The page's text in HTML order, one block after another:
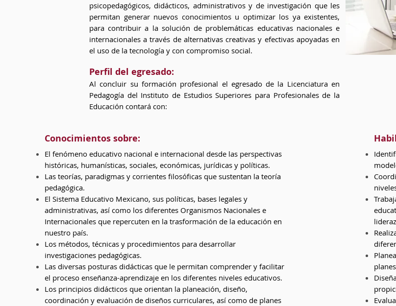
psicopedagógicos, didácticos, administrativos y de investigación que les
permitan generar nuevos conocimientos u optimizar los ya existentes,
para contribuir a la solución de problemáticas educativas nacionales e
internacionales a través de alternativas creativas y efectivas apoyadas en
el uso de la tecnología y con compromiso social.
Perfil del egresado:
Al concluir su formación profesional el egresado de la Licenciatura en
Pedagogía del Instituto de Estudios Superiores para Profesionales de la
Educación contará con:
Conocimientos sobre:
El fenómeno educativo nacional e internacional desde las perspectivas
históricas, humanísticas, sociales, económicas, jurídicas y políticas.
Las teorías, paradigmas y corrientes filosóficas que sustentan la teoría
pedagógica.
El Sistema Educativo Mexicano, sus políticas, bases legales y
administrativas, así como los diferentes Organismos Nacionales e
Internacionales que repercuten en la trasformación de la educación en
nuestro país.
Los métodos, técnicas y procedimientos para desarrollar
investigaciones pedagógicas.
Las diversas posturas didácticas que le permitan comprender y facilitar
el proceso enseñanza-aprendizaje en los diferentes niveles educativos.
Los principios didácticos que orientan la planeación, diseño,
coordinación y evaluación de diseños curriculares, así como de planes